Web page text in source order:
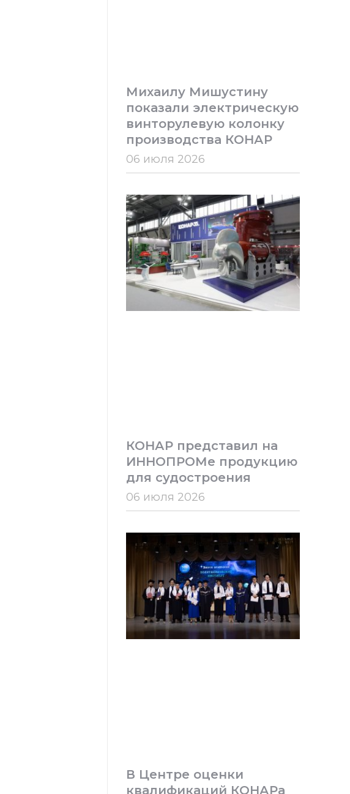
Михаилу Мишустину
показали электрическую
винторулевую колонку
производства КОНАР
06 июля 2026
КОНАР представил на
ИННОПРОМе продукцию
для судостроения
06 июля 2026
В Центре оценки
квалификаций КОНАРа